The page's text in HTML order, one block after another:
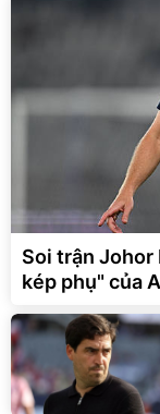
Soi trận Johor
kép phụ" của